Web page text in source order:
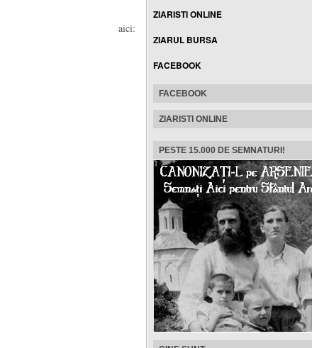
aici:
ZIARISTI ONLINE
ZIARUL BURSA
FACEBOOK
FACEBOOK
ZIARISTI ONLINE
PESTE 15.000 DE SEMNATURI!